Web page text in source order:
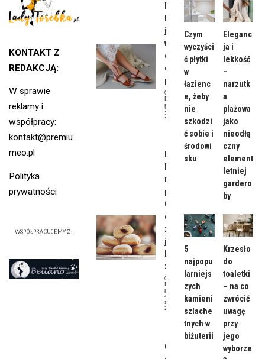
KONTAKT Z
REDAKCJĄ:
W sprawie
reklamy i
współpracy:
kontakt@premiu
meo.pl
Polityka
prywatności
WSPÓŁPRACUJEMY Z:
Buty na
lato –
jak
wybrać
odpowi
ednią
parę?
Data
publikacji:
28 maja,
2024
Moda
ma
pączek?
Od
czego
zależy
jego
kaloryc
zność?
Data
publikacji:
4
stycznia,
2024
Czy
Czym
wyczyści
ć płytki
w
łazienc
e, żeby
nie
szkodzi
ć sobie i
środowi
sku
Eleganc
ja i
lekkość
–
narzutk
a
plażowa
jako
nieodłą
czny
element
letniej
gardero
by
5
najpopu
larniejs
zych
kamieni
szlache
tnych w
biżuterii
Krzesło
do
toaletki
– na co
zwrócić
uwagę
przy
jego
wyborze